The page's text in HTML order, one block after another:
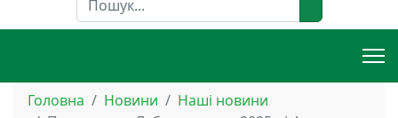
Головна Новини
Наші новини